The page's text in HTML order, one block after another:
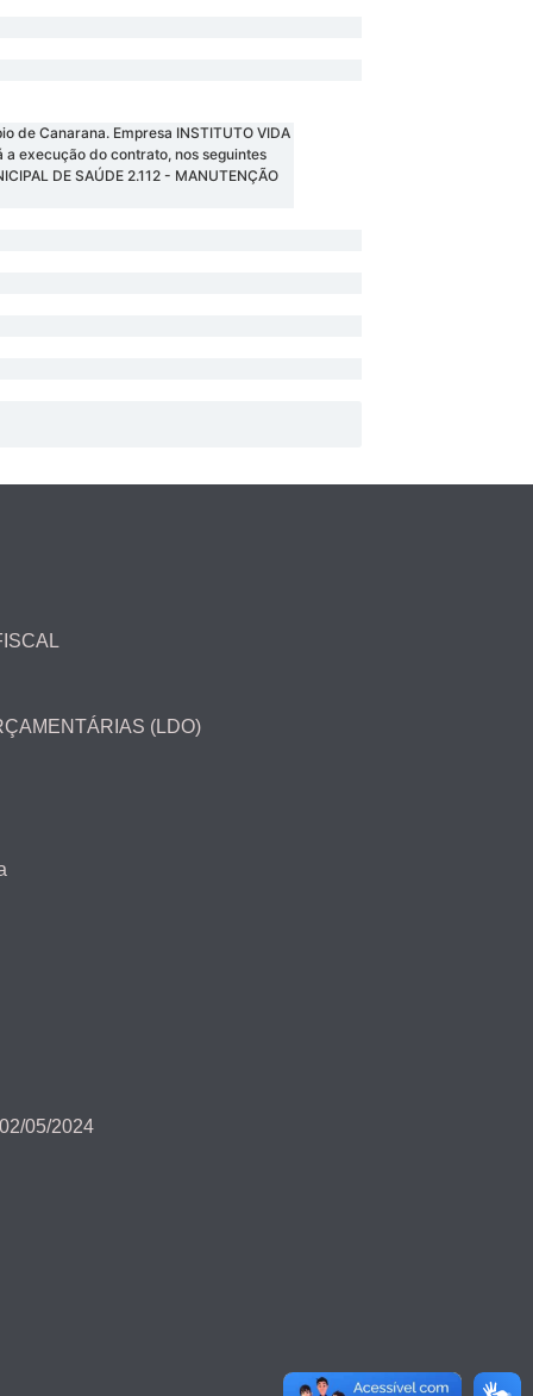
Canarana. Empresa INSTITUTO VIDA
a execução do contrato, nos seguintes
DE SAÚDE 2.112 - MANUTENÇÃO
(LDO)
05/2024